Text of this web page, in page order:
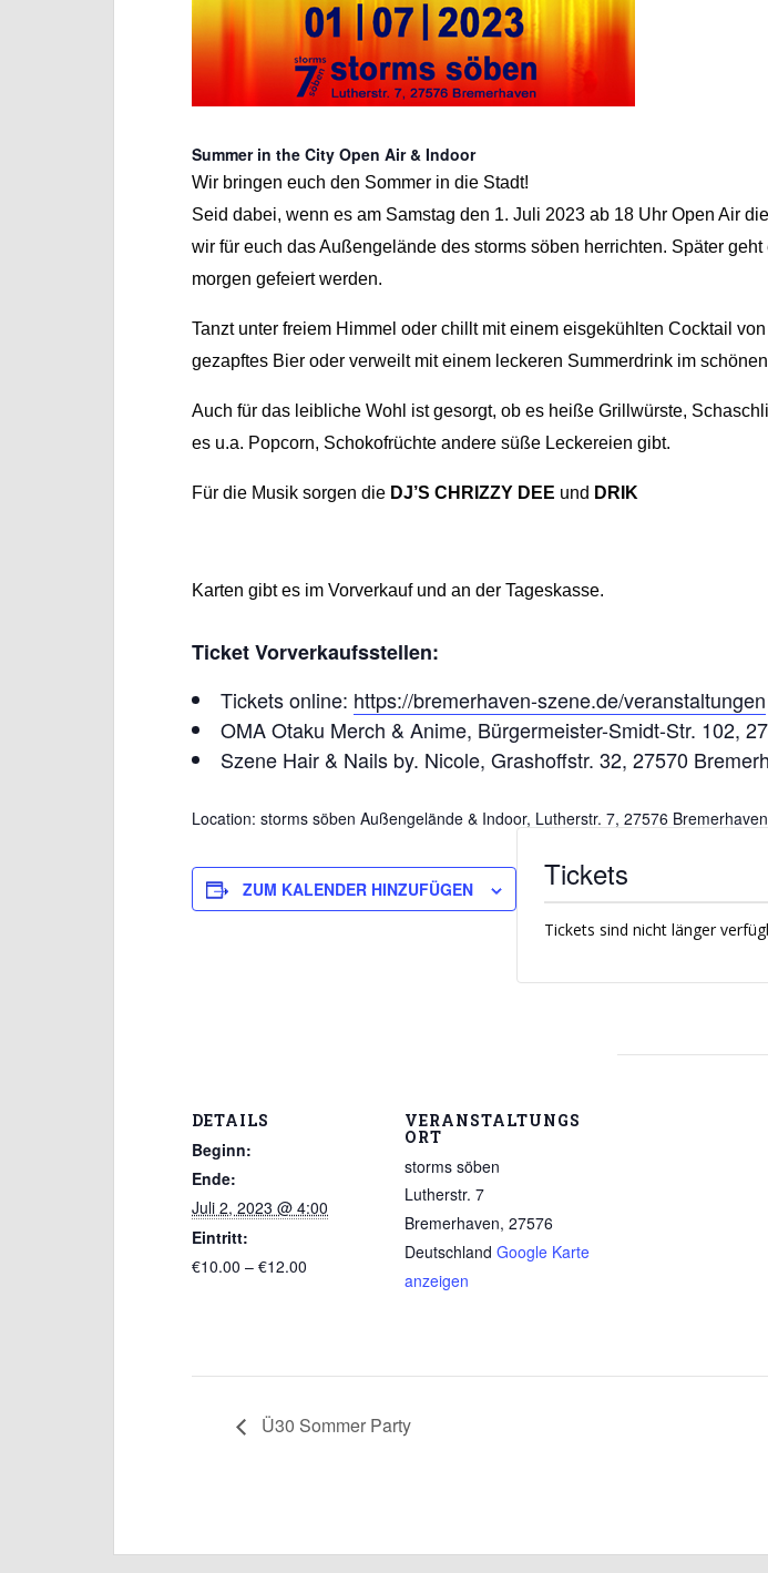
Summer in the City Open Air & Indoor
Wir bringen euch den Sommer in die Stadt!
Seid dabei, wenn es am Samstag den 1. Juli 2023 ab 18 Uhr Open Air
wir für euch das Außengelände des storms söben herrichten. Später
morgen gefeiert werden.
Tanzt unter freiem Himmel oder chillt mit einem eisgekühlten Cocktail
gezapftes Bier oder verweilt mit einem leckeren Summerdrink im
Auch für das leibliche Wohl ist gesorgt, ob es heiße Grillwürste,
es u.a. Popcorn, Schokofrüchte andere süße Leckereien gibt.
Für die Musik sorgen die DJ’S CHRIZZY DEE und DRIK
Karten gibt es im Vorverkauf und an der Tageskasse.
Ticket Vorverkaufsstellen:
Tickets online: https://bremerhaven-szene.de/veranstaltungen
OMA Otaku Merch & Anime, Bürgermeister-Smidt-Str. 102,
Szene Hair & Nails by. Nicole, Grashoffstr. 32, 27570
Location: storms söben Außengelände & Indoor, Lutherstr. 7, 27576 Bremerhaven
ZUM KALENDER HINZUFÜGEN
DETAILS
Beginn:
Ende:
Juli 2, 2023 @ 4:00
Eintritt:
€10.00 – €12.00
VERANSTALTUNGS
ORT
storms söben
Lutherstr. 7
Bremerhaven, 27576
Deutschland Google Karte
anzeigen
Tickets
Tickets sind nicht länger
Ü30 Sommer Party